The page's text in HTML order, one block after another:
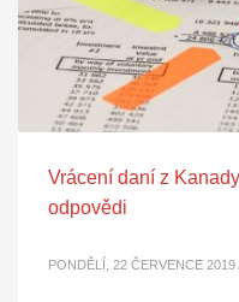
Vrácení daní z
odpovědi
PONDĚLÍ, 22 ČERVENCE 2019